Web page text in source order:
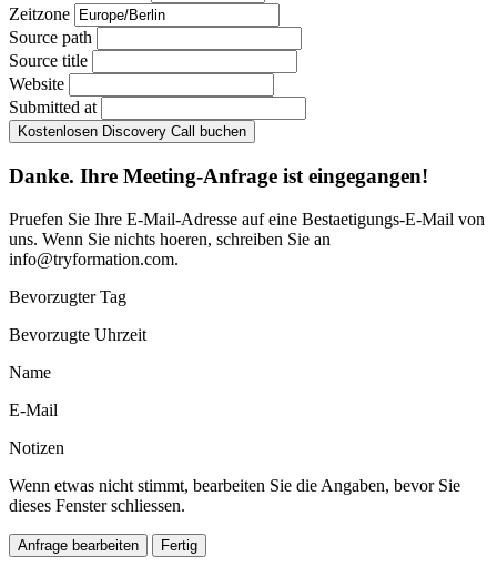
Zeitzone
Source path
Source title
Website
Submitted at
Kostenlosen Discovery Call buchen
Danke. Ihre Meeting-Anfrage ist eingegangen!
Pruefen Sie Ihre E-Mail-Adresse auf eine Bestaetigungs-E-Mail von
uns. Wenn Sie nichts hoeren, schreiben Sie an
info@tryformation.com.
Bevorzugter Tag
Bevorzugte Uhrzeit
Name
E-Mail
Notizen
Wenn etwas nicht stimmt, bearbeiten Sie die Angaben, bevor Sie
dieses Fenster schliessen.
Anfrage bearbeiten Fertig